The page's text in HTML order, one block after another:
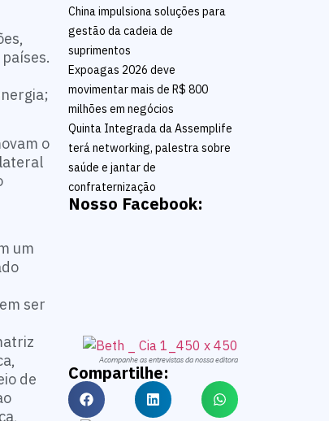
o
um
ser
de
China impulsiona soluções para
gestão da cadeia de
suprimentos
Expoagas 2026 deve
movimentar mais de R$ 800
milhões em negócios
Quinta Integrada da Assemplife
terá networking, palestra sobre
saúde e jantar de
confraternização
Nosso Facebook:
Acompanhe as entrevistas da nossa editora
Compartilhe: